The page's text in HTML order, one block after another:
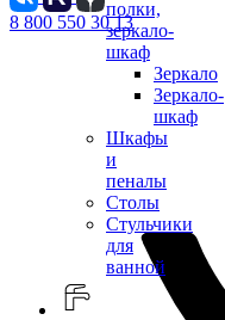
полки,
зеркало-
шкаф
Зеркало
Зеркало-
шкаф
Шкафы
и
пеналы
Столы
Стульчики
для
ванной
8 800 550 30 13